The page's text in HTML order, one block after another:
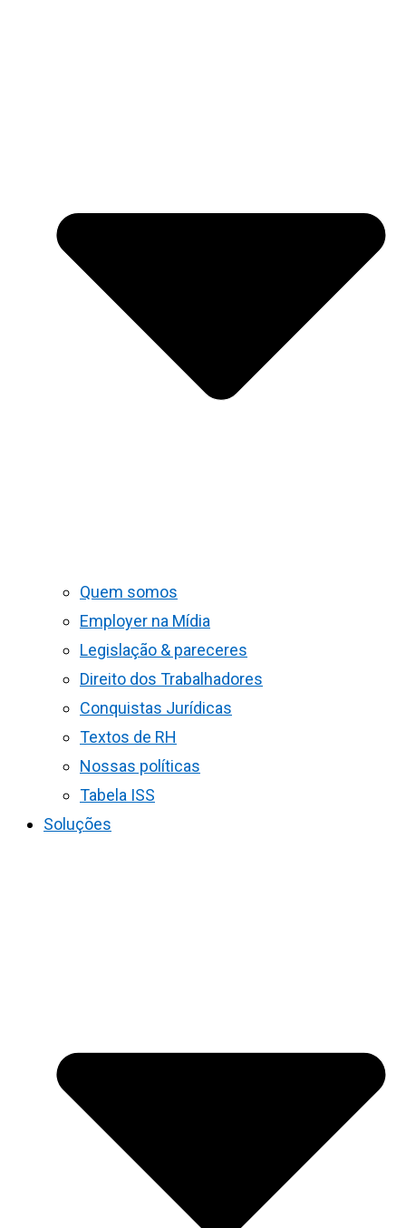
Quem somos
Employer na Mídia
Legislação & pareceres
Direito dos Trabalhadores
Conquistas Jurídicas
Textos de RH
Nossas políticas
Tabela ISS
Soluções